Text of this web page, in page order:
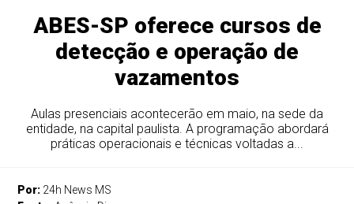
ABES-SP oferece cursos de
detecção e operação de
vazamentos
Aulas presenciais acontecerão em maio, na sede da
entidade, na capital paulista. A programação abordará
práticas operacionais e técnicas voltadas a...
Por: 24h News MS